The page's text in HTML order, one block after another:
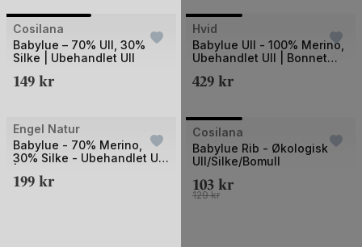
UTSOLGT
Bilde
av
Cosilana
Babylue – 70% Ull, 30%
Silke | Ubehandlet Ull
149 kr
UTSOLGT
Bilde
av
Hvid
Babylue Ull - 100% Merino,
Ubehandlet Ull | Bonnet
429 kr
UTSOLGT
Engel Natur
Babylue - 70% Merino,
30% Silke - Ubehandlet Ull
199 kr
UTSOLGT
Bilde
av
Cosilana
Babylue Rib - Økologisk
Ull/Silke/Bomull
103 kr
129kr